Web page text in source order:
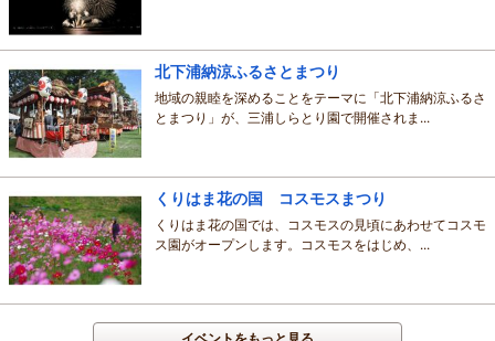
北下浦納涼ふるさとまつり
地域の親睦を深めることをテーマに「北下浦納涼ふるさ
とまつり」が、三浦しらとり園で開催されま...
くりはま花の国 コスモスまつり
くりはま花の国では、コスモスの見頃にあわせてコスモ
ス園がオープンします。コスモスをはじめ、...